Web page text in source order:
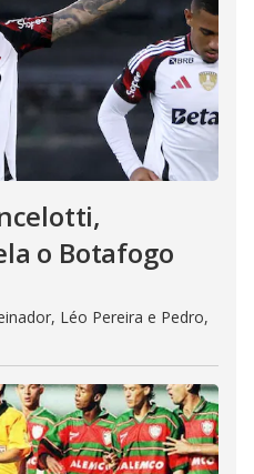
o Botafogo
Léo Pereira e Pedro,